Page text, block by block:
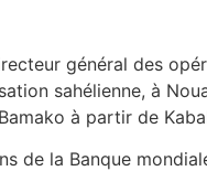
général des
sahélienne, à
à partir de
de la Banque